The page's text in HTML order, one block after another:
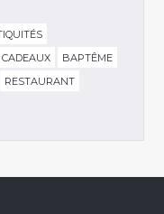
BAPTÊME
RESTAURANT